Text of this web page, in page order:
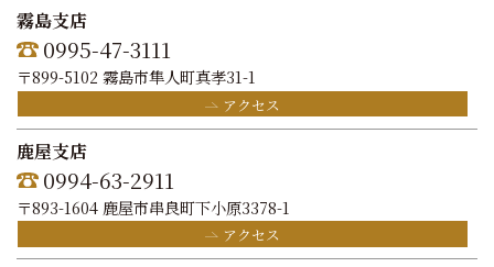
霧島支店
0995-47-3111
〒899-5102 霧島市隼人町真孝31-1
アクセス
鹿屋支店
0994-63-2911
〒893-1604 鹿屋市串良町下小原3378-1
アクセス